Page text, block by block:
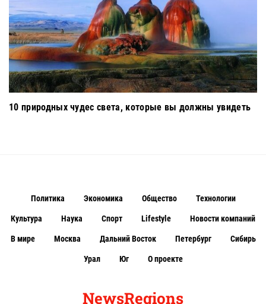
10 природных чудес света, которые вы должны увидеть
NewsRegions
Политика Экономика Общество Технологии
Культура Наука Спорт Lifestyle Новости компаний
В мире Москва Дальний Восток Петербург Сибирь
Урал Юг О проекте